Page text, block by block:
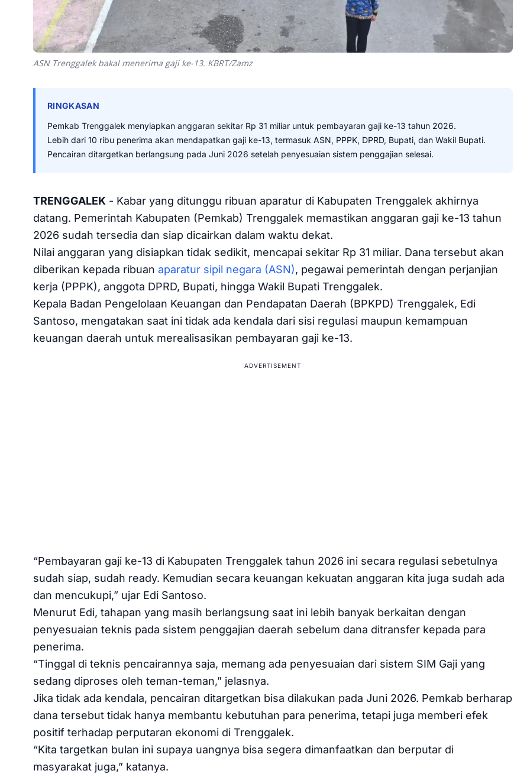
ASN Trenggalek bakal menerima gaji ke-13. KBRT/Zamz
RINGKASAN
Pemkab Trenggalek menyiapkan anggaran sekitar Rp 31 miliar untuk pembayaran gaji ke-13 tahun 2026.
Lebih dari 10 ribu penerima akan mendapatkan gaji ke-13, termasuk ASN, PPPK, DPRD, Bupati, dan Wakil Bupati.
Pencairan ditargetkan berlangsung pada Juni 2026 setelah penyesuaian sistem penggajian selesai.
TRENGGALEK - Kabar yang ditunggu ribuan aparatur di Kabupaten Trenggalek akhirnya
datang. Pemerintah Kabupaten (Pemkab) Trenggalek memastikan anggaran gaji ke-13 tahun
2026 sudah tersedia dan siap dicairkan dalam waktu dekat.
Nilai anggaran yang disiapkan tidak sedikit, mencapai sekitar Rp 31 miliar. Dana tersebut akan
diberikan kepada ribuan aparatur sipil negara (ASN), pegawai pemerintah dengan perjanjian
kerja (PPPK), anggota DPRD, Bupati, hingga Wakil Bupati Trenggalek.
Kepala Badan Pengelolaan Keuangan dan Pendapatan Daerah (BPKPD) Trenggalek, Edi
Santoso, mengatakan saat ini tidak ada kendala dari sisi regulasi maupun kemampuan
keuangan daerah untuk merealisasikan pembayaran gaji ke-13.
ADVERTISEMENT
“Pembayaran gaji ke-13 di Kabupaten Trenggalek tahun 2026 ini secara regulasi sebetulnya
sudah siap, sudah ready. Kemudian secara keuangan kekuatan anggaran kita juga sudah ada
dan mencukupi,” ujar Edi Santoso.
Menurut Edi, tahapan yang masih berlangsung saat ini lebih banyak berkaitan dengan
penyesuaian teknis pada sistem penggajian daerah sebelum dana ditransfer kepada para
penerima.
“Tinggal di teknis pencairannya saja, memang ada penyesuaian dari sistem SIM Gaji yang
sedang diproses oleh teman-teman,” jelasnya.
Jika tidak ada kendala, pencairan ditargetkan bisa dilakukan pada Juni 2026. Pemkab berharap
dana tersebut tidak hanya membantu kebutuhan para penerima, tetapi juga memberi efek
positif terhadap perputaran ekonomi di Trenggalek.
“Kita targetkan bulan ini supaya uangnya bisa segera dimanfaatkan dan berputar di
masyarakat juga,” katanya.